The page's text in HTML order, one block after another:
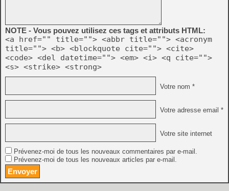
NOTE - Vous pouvez utilisez ces tags et attributs HTML:
<a href="" title=""> <abbr title=""> <acronym
title=""> <b> <blockquote cite=""> <cite>
<code> <del datetime=""> <em> <i> <q cite="">
<s> <strike> <strong>
Votre nom *
Votre adresse email *
Votre site internet
Prévenez-moi de tous les nouveaux commentaires par e-mail.
Prévenez-moi de tous les nouveaux articles par e-mail.